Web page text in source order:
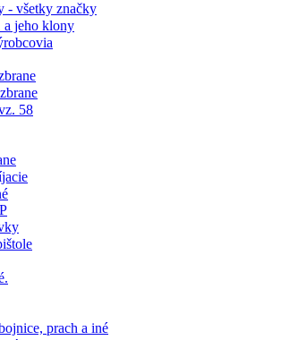
všetky značky
jeho klony
58
prach a iné